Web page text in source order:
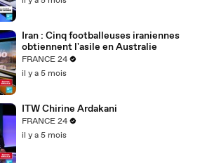
Iran : Cinq footballeuses iraniennes
obtiennent l'asile en Australie
FRANCE 24
il y a 5 mois
ITW Chirine Ardakani
FRANCE 24
il y a 5 mois